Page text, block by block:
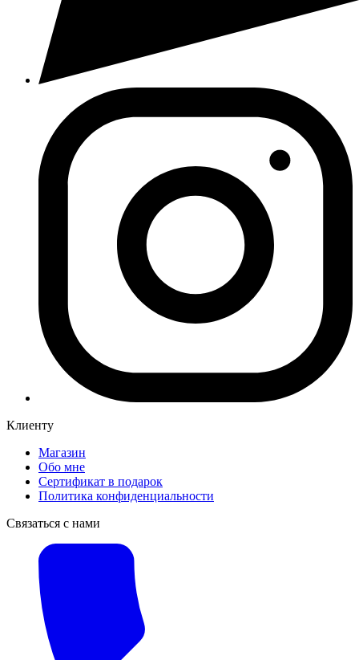
Клиенту
Магазин
Обо мне
Сертификат в подарок
Политика конфиденциальности
Связаться с нами